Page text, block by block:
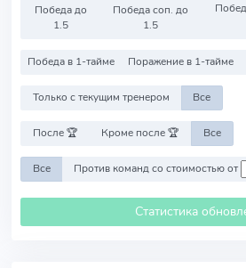
Победа до
1.5
Победа соп. до
1.5
Победа в 1-тайме Поражение в 1-тайме
Только с текущим тренером Все
После 🏆 Кроме после 🏆 Все
Все Против команд со стоимостью от
Статистика